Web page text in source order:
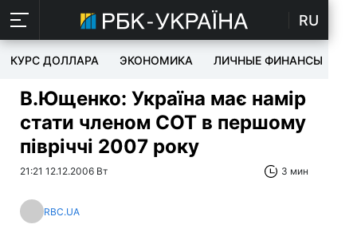
RU
КУРС ДОЛЛАРА ЭКОНОМИКА ЛИЧНЫЕ ФИНАНСЫ
В.Ющенко: Україна має намір
стати членом СОТ в першому
півріччі 2007 року
21:21 12.12.2006 Вт 3 мин
RBC.UA